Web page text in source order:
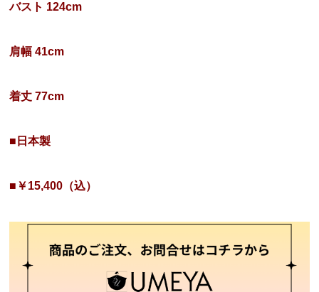
バスト 124cm
肩幅 41cm
着丈 77cm
■日本製
■￥15,400（込）